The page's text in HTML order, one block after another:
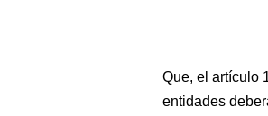
Que, el artículo
entidades